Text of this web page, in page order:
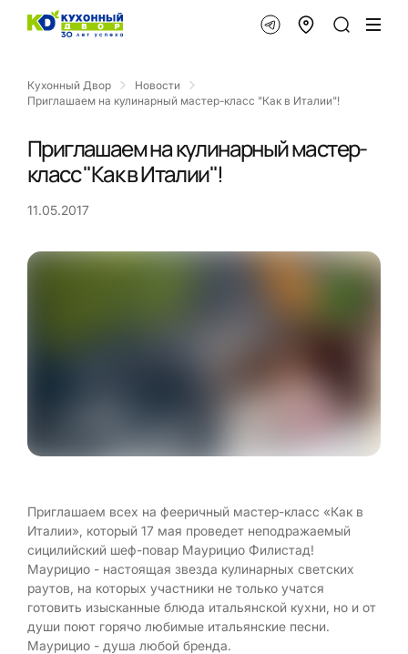
Кухонный Двор
Новости
Приглашаем на кулинарный мастер-класс "Как в Италии"!
Приглашаем на кулинарный мастер-
класс "Как в Италии"!
11.05.2017
Приглашаем всех на фееричный мастер-класс «Как в
Италии», который 17 мая проведет неподражаемый
сицилийский шеф-повар Маурицио Филистад!
Маурицио - настоящая звезда кулинарных светских
раутов, на которых участники не только учатся
готовить изысканные блюда итальянской кухни, но и от
души поют горячо любимые итальянские песни.
Маурицио - душа любой бренда.